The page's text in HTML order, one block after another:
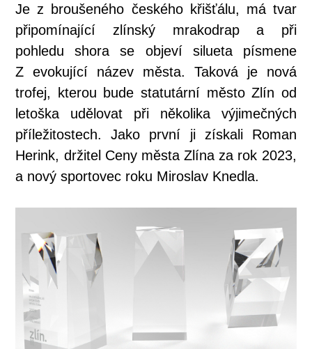
Je z broušeného českého křišťálu, má tvar
připomínající zlínský mrakodrap a při
pohledu shora se objeví silueta písmene
Z evokující název města. Taková je nová
trofej, kterou bude statutární město Zlín od
letoška udělovat při několika výjimečných
příležitostech. Jako první ji získali Roman
Herink, držitel Ceny města Zlína za rok 2023,
a nový sportovec roku Miroslav Knedla.